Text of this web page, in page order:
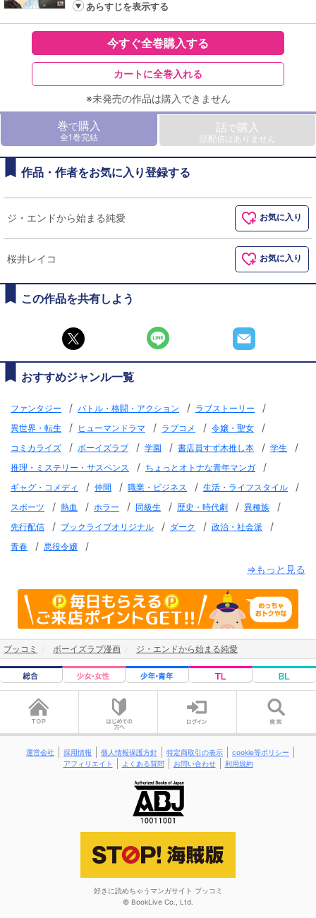
あらすじを表示する
今すぐ全巻購入する
カートに全巻入れる
※未発売の作品は購入できません
巻で購入
全1巻完結
話で購入
話配信はありません
作品・作者をお気に入り登録する
ジ・エンドから始まる純愛 お気に入り
桜井レイコ お気に入り
この作品を共有しよう
おすすめジャンル一覧
ファンタジー / バトル・格闘・アクション / ラブストーリー /
異世界・転生 / ヒューマンドラマ / ラブコメ / 令嬢・聖女 /
コミカライズ / ボーイズラブ / 学園 / 書店員すず木推し本 / 学生 /
推理・ミステリー・サスペンス / ちょっとオトナな青年マンガ /
ギャグ・コメディ / 仲間 / 職業・ビジネス / 生活・ライフスタイル /
スポーツ / 熱血 / ホラー / 同級生 / 歴史・時代劇 / 異種族 /
先行配信 / ブックライブオリジナル / ダーク / 政治・社会派 /
青春 / 悪役令嬢
/
⇒もっと見る
ブッコミ ボーイズラブ漫画 ジ・エンドから始まる純愛
運営会社 採用情報 個人情報保護方針 特定商取引の表示
cookie等ポリシー
アフィリエイト
よくある質問 お問い合わせ 利用規約
好きに読めちゃうマンガサイト ブッコミ
© BookLive Co., Ltd.